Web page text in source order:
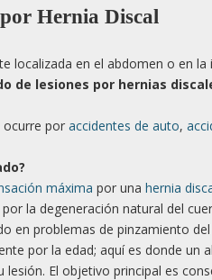
Hernia Discal
localizada en el abdomen o en
de lesiones por hernias
ocurre por accidentes de auto,
máxima por una hernia
la degeneración natural del
en problemas de pinzamiento
por la edad; aquí es donde
lesión. El objetivo principal es